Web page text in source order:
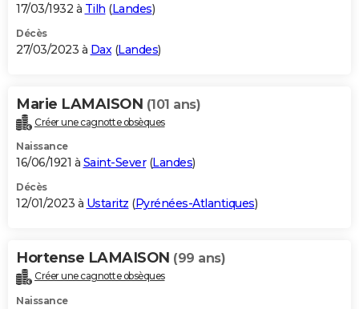
17/03/1932 à Tilh (Landes)
Décès
27/03/2023 à Dax (Landes)
Marie LAMAISON (101 ans)
Créer une cagnotte obsèques
Naissance
16/06/1921 à Saint-Sever(Landes)
Décès
12/01/2023 à Ustaritz (Pyrénées-Atlantiques)
Hortense LAMAISON (99 ans)
Créer une cagnotte obsèques
Naissance